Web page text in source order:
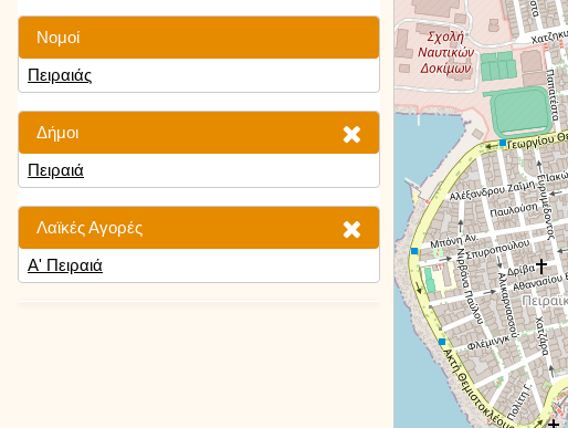
Νομοί
Πειραιάς
Δήμοι
Πειραιά
Λαϊκές Αγορές
Α' Πειραιά